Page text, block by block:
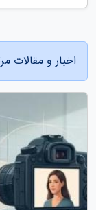
اخبار و مقالات